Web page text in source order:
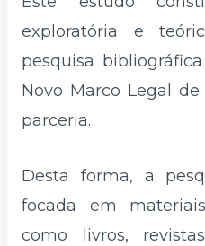
exploratória e
pesquisa
Novo Marco Legal
parceria.
Desta forma, a
focada em
como livros,